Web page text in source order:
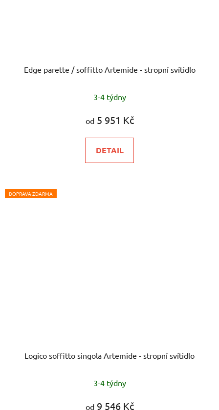
Edge parette / soffitto Artemide - stropní svítidlo
3-4 týdny
od5 951 Kč
DETAIL
DOPRAVA ZDARMA
Logico soffitto singola Artemide - stropní svítidlo
3-4 týdny
od9 546 Kč